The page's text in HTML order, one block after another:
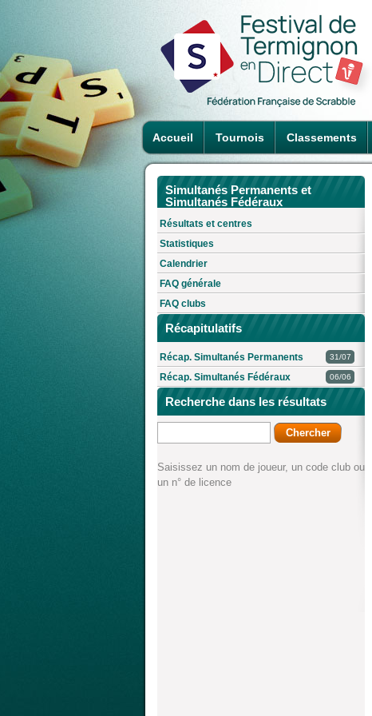
Accueil Tournois Classements
Simultanés Permanents et
Simultanés Fédéraux
Résultats et centres
Statistiques
Calendrier
FAQ générale
FAQ clubs
Récapitulatifs
Récap. Simultanés Permanents 31/07
Récap. Simultanés Fédéraux 06/06
Recherche dans les résultats
Saisissez un nom de joueur, un code club ou
un n° de licence